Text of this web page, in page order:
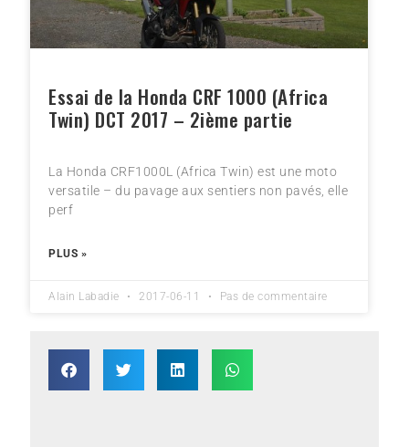
Essai de la Honda CRF 1000 (Africa
Twin) DCT 2017 – 2ième partie
La Honda CRF1000L (Africa Twin) est une moto
versatile – du pavage aux sentiers non pavés, elle
perf
PLUS »
Alain Labadie 2017-06-11 Pas de commentaire